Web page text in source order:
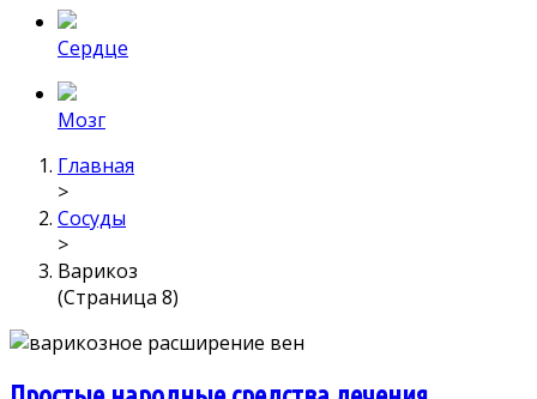
Сердце
Мозг
Главная
>
Сосуды
>
Варикоз
(Страница 8)